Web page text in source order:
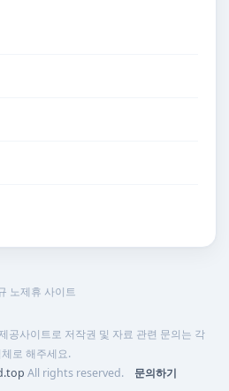
노제휴 사이트
공사이트로 저작권 및 자료 관련 문의는 각
체로 해주세요.
All rights reserved. 문의하기